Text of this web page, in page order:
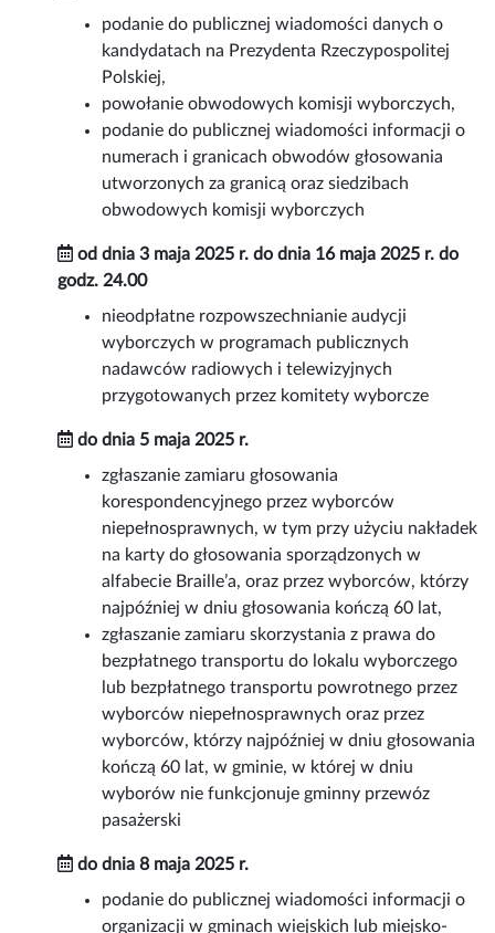
podanie do publicznej wiadomości danych o
kandydatach na Prezydenta Rzeczypospolitej
Polskiej,
powołanie obwodowych komisji wyborczych,
podanie do publicznej wiadomości informacji o
numerach i granicach obwodów głosowania
utworzonych za granicą oraz siedzibach
obwodowych komisji wyborczych
od dnia 3 maja 2025 r. do dnia 16 maja 2025 r. do
godz. 24.00
nieodpłatne rozpowszechnianie audycji
wyborczych w programach publicznych
nadawców radiowych i telewizyjnych
przygotowanych przez komitety wyborcze
do dnia 5 maja 2025 r.
zgłaszanie zamiaru głosowania
korespondencyjnego przez wyborców
niepełnosprawnych, w tym przy użyciu nakładek
na karty do głosowania sporządzonych w
alfabecie Braille’a, oraz przez wyborców, którzy
najpóźniej w dniu głosowania kończą 60 lat,
zgłaszanie zamiaru skorzystania z prawa do
bezpłatnego transportu do lokalu wyborczego
lub bezpłatnego transportu powrotnego przez
wyborców niepełnosprawnych oraz przez
wyborców, którzy najpóźniej w dniu głosowania
kończą 60 lat, w gminie, w której w dniu
wyborów nie funkcjonuje gminny przewóz
pasażerski
do dnia 8 maja 2025 r.
podanie do publicznej wiadomości informacji o
organizacji w gminach wiejskich lub miejsko-